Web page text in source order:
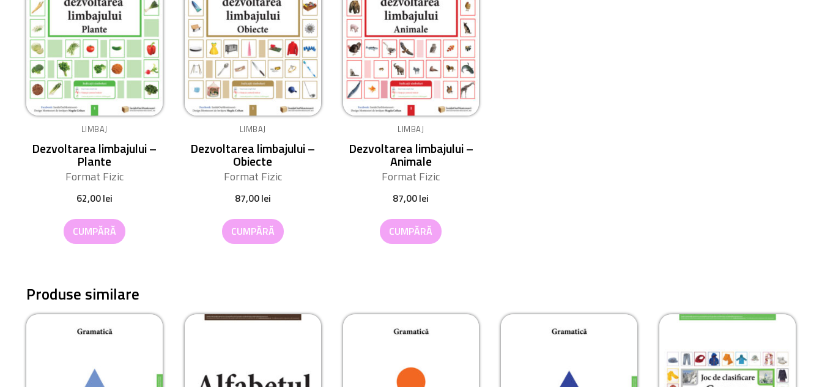
LIMBAJ
Dezvoltarea limbajului –
Plante
Format Fizic
62,00lei
CUMPĂRĂ
LIMBAJ
Dezvoltarea limbajului –
Obiecte
Format Fizic
87,00lei
CUMPĂRĂ
LIMBAJ
Dezvoltarea limbajului –
Animale
Format Fizic
87,00lei
CUMPĂRĂ
Produse similare